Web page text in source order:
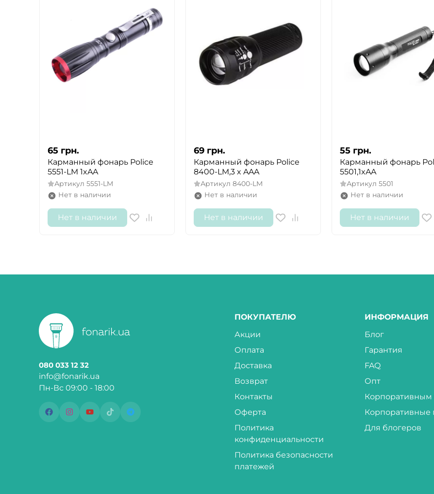
65 грн.
Карманный фонарь Police
5551-LM 1xAA
Артикул 5551-LM
Нет в наличии
Нет в наличии
69 грн.
Карманный фонарь Police
8400-LM,3 x AAA
Артикул 8400-LM
Нет в наличии
Нет в наличии
55 грн.
Карманный фонарь
5501,1xAA
Артикул 5501
Нет в наличии
Нет в наличии
080 033 12 32
info@fonarik.ua
Пн-Вс 09:00 - 18:00
ПОКУПАТЕЛЮ
Акции
Оплата
Доставка
Возврат
Контакты
Оферта
Политика
конфиденциальности
Политика безопасности
платежей
ИНФОРМАЦИЯ
Блог
Гарантия
FAQ
Опт
Корпоративным
Корпоративные
Для блогеров